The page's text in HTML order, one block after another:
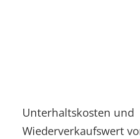
Unterhaltskosten und
Wiederverkaufswert